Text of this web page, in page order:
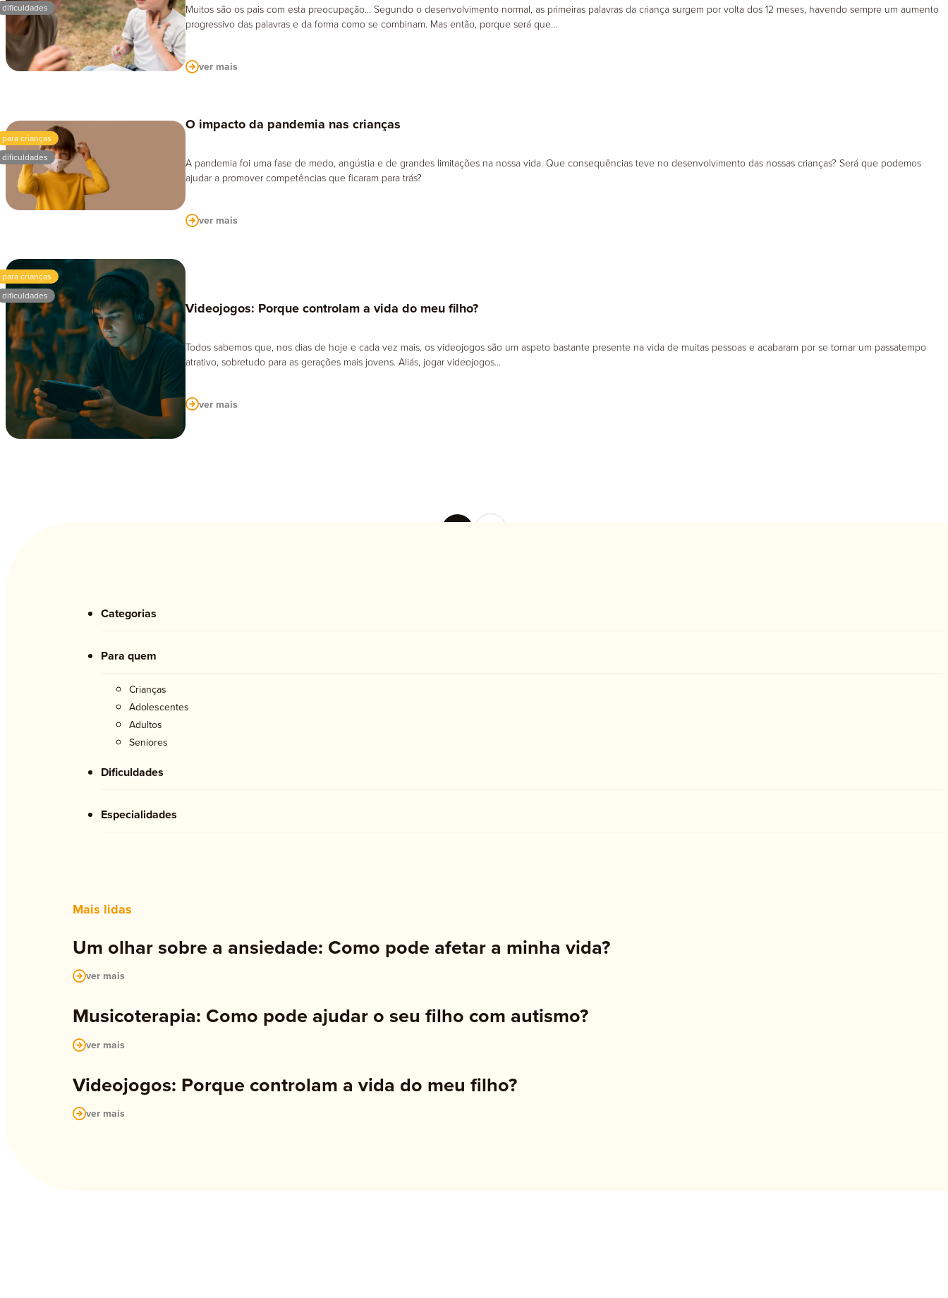
dificuldades
Muitos são os pais com esta preocupação… Segundo o desenvolvimento normal, as primeiras palavras da criança surgem por volta dos 12 meses, havendo sempre um aumento
progressivo das palavras e da forma como se combinam. Mas então, porque será que…
ver mais
para crianças
dificuldades
O impacto da pandemia nas crianças
A pandemia foi uma fase de medo, angústia e de grandes limitações na nossa vida. Que consequências teve no desenvolvimento das nossas crianças? Será que podemos
ajudar a promover competências que ficaram para trás?
ver mais
para crianças
dificuldades
Videojogos: Porque controlam a vida do meu filho?
Todos sabemos que, nos dias de hoje e cada vez mais, os videojogos são um aspeto bastante presente na vida de muitas pessoas e acabaram por se tornar um passatempo
atrativo, sobretudo para as gerações mais jovens. Aliás, jogar videojogos…
ver mais
Categorias
Para quem
Crianças
Adolescentes
Adultos
Seniores
Dificuldades
Especialidades
Mais lidas
Um olhar sobre a ansiedade: Como pode afetar a minha vida?
ver mais
Musicoterapia: Como pode ajudar o seu filho com autismo?
ver mais
Videojogos: Porque controlam a vida do meu filho?
ver mais